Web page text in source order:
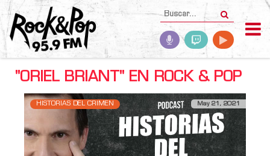
"ORIEL BRIANT" EN ROCK & POP
HISTORIAS DEL CRIMEN May 21, 2021